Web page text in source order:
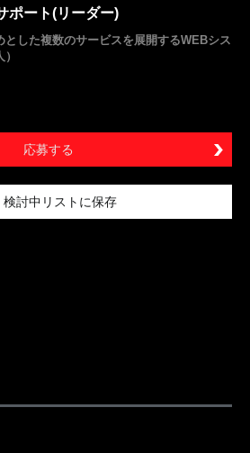
ポート(リーダー)
とした複数のサービスを展開するWEBシス
応募する
検討中リストに保存